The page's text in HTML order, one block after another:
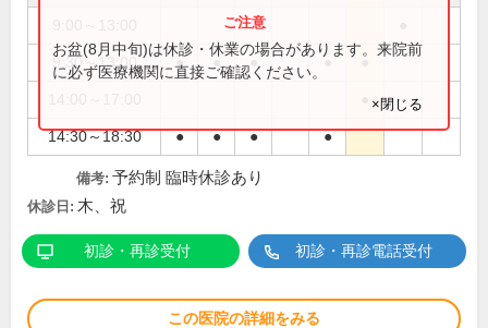
9:30～13:00 ● ● ● ● ●
14:30～18:30 ● ● ● ●
お盆(8月中旬)は休診・休業の場合があります。来院前
に必ず医療機関に直接ご確認ください。
×閉じる
備考: 予約制 臨時休診あり
休診日: 木、祝
初診・再診受付 初診・再診電話受付
この医院の詳細をみる